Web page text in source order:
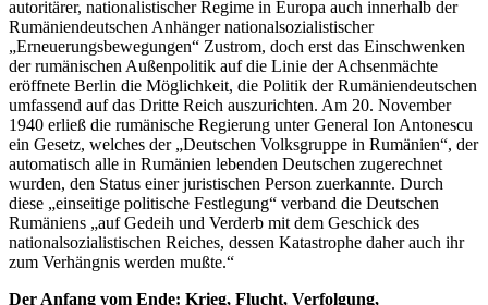
autoritärer, nationalistischer Regime in Europa auch innerhalb der
Rumäniendeutschen Anhänger nationalsozialistischer
„Erneuerungsbewegungen“ Zustrom, doch erst das Einschwenken
der rumänischen Außenpolitik auf die Linie der Achsenmächte
eröffnete Berlin die Möglichkeit, die Politik der Rumäniendeutschen
umfassend auf das Dritte Reich auszurichten. Am 20. November
1940 erließ die rumänische Regierung unter General Ion Antonescu
ein Gesetz, welches der „Deutschen Volksgruppe in Rumänien“, der
automatisch alle in Rumänien lebenden Deutschen zugerechnet
wurden, den Status einer juristischen Person zuerkannte. Durch
diese „einseitige politische Festlegung“ verband die Deutschen
Rumäniens „auf Gedeih und Verderb mit dem Geschick des
nationalsozialistischen Reiches, dessen Katastrophe daher auch ihr
zum Verhängnis werden mußte.“
Der Anfang vom Ende: Krieg, Flucht, Verfolgung,